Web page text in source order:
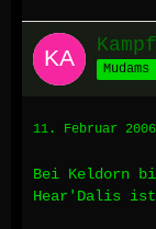
11. Februar 2006
Bei Keldorn
Hear'Dalis ist